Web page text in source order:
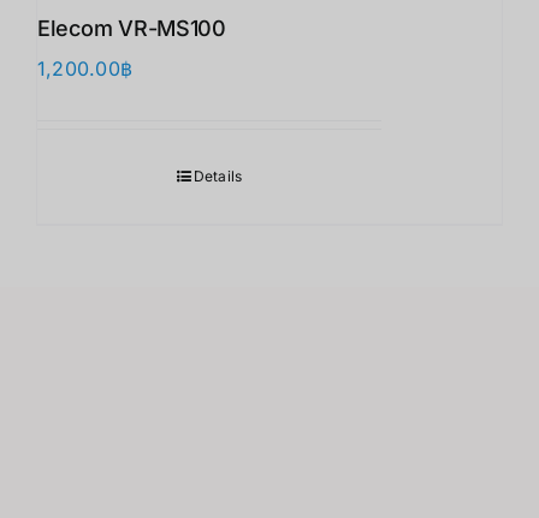
Elecom VR-MS100
1,200.00฿
Details